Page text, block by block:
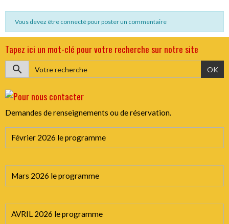
Vous devez être connecté pour poster un commentaire
Tapez ici un mot-clé pour votre recherche sur notre site
OK
Demandes de renseignements ou de réservation.
Février 2026 le programme
Mars 2026 le programme
AVRIL 2026 le programme